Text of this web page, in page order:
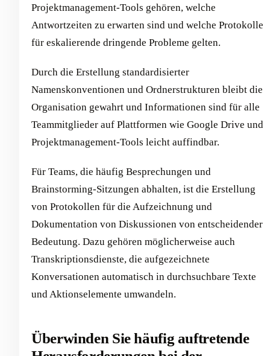
Projektmanagement-Tools gehören, welche
Antwortzeiten zu erwarten sind und welche Protokolle
für eskalierende dringende Probleme gelten.
Durch die Erstellung standardisierter
Namenskonventionen und Ordnerstrukturen bleibt die
Organisation gewahrt und Informationen sind für alle
Teammitglieder auf Plattformen wie Google Drive und
Projektmanagement-Tools leicht auffindbar.
Für Teams, die häufig Besprechungen und
Brainstorming-Sitzungen abhalten, ist die Erstellung
von Protokollen für die Aufzeichnung und
Dokumentation von Diskussionen von entscheidender
Bedeutung. Dazu gehören möglicherweise auch
Transkriptionsdienste, die aufgezeichnete
Konversationen automatisch in durchsuchbare Texte
und Aktionselemente umwandeln.
Überwinden Sie häufig auftretende